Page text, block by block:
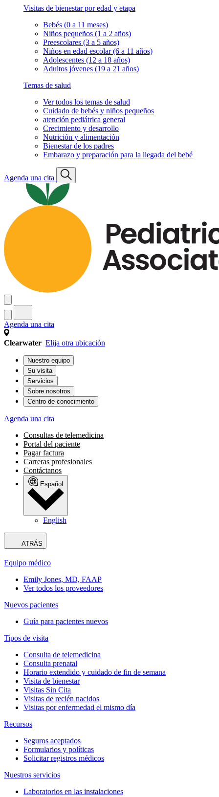
Visitas de bienestar por edad y etapa
Bebés (0 a 11 meses)
Niños pequeños (1 a 2 años)
Preescolares (3 a 5 años)
Niños en edad escolar (6 a 11 años)
Adolescentes (12 a 18 años)
Adultos jóvenes (19 a 21 años)
Temas de salud
Ver todos los temas de salud
Cuidado de bebés y niños pequeños
atención pediátrica general
Crecimiento y desarrollo
Nutrición y alimentación
Bienestar de los padres
Embarazo y preparación para la llegada del bebé
Agenda una cita
Agenda una cita
Clearwater Elija otra ubicación
Nuestro equipo
Su visita
Servicios
Sobre nosotros
Centro de conocimiento
Agenda una cita
Consultas de telemedicina
Portal del paciente
Pagar factura
Carreras profesionales
Contáctanos
Español
English
ATRÁS
Equipo médico
Emily Jones, MD, FAAP
Ver todos los proveedores
Nuevos pacientes
Guía para pacientes nuevos
Tipos de visita
Consulta de telemedicina
Consulta prenatal
Horario extendido y cuidado de fin de semana
Visita de bienestar
Visitas Sin Cita
Visitas de recién nacidos
Visitas por enfermedad el mismo día
Recursos
Seguros aceptados
Formularios y políticas
Solicitar registros médicos
Nuestros servicios
Laboratorios en las instalaciones